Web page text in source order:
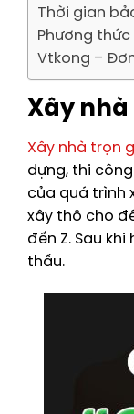
Thời gian
Phương
Vtkong –
Xây
Xây nhà trọn
dựng, thi
của quá trình
xây thô cho
đến Z. Sau
thầu.